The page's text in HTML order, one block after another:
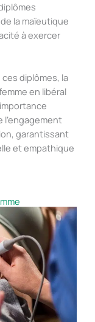
la maïeutique
à exercer
ces diplômes, la
en libéral
l’engagement
garantissant
et empathique